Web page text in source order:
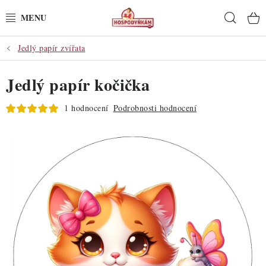
na
POTŘEBY
POMŮCKY
SUROVINY
PRO OSLAVY
DO KUCHYNĚ
POCHUTINY
Jedlý papír zvířata
Jedlý papír kočička
1 hodnocení Podrobnosti hodnocení